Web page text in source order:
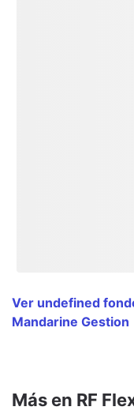
Ver undefined
Mandarine Gestion
Más en RF